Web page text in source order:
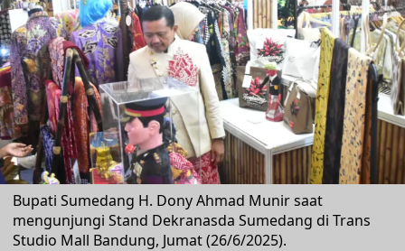
Bupati Sumedang H. Dony Ahmad Munir saat
mengunjungi Stand Dekranasda Sumedang di Trans
Studio Mall Bandung, Jumat (26/6/2025).